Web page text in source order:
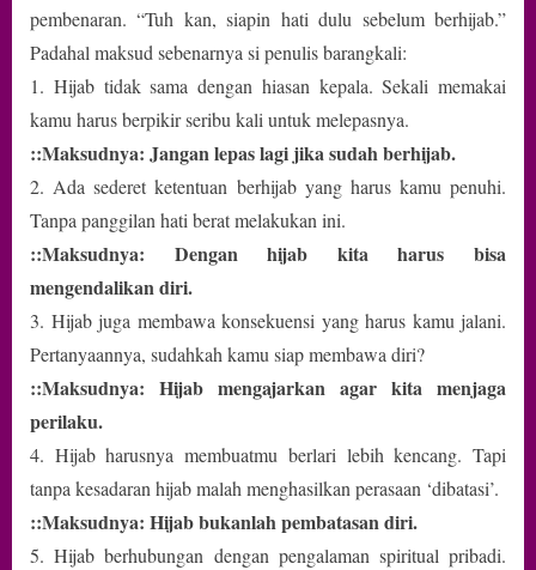
pembenaran. “Tuh kan, siapin hati dulu sebelum berhijab.”
Padahal maksud sebenarnya si penulis barangkali:
1. Hijab tidak sama dengan hiasan kepala. Sekali memakai
kamu harus berpikir seribu kali untuk melepasnya.
::Maksudnya: Jangan lepas lagi jika sudah berhijab.
2. Ada sederet ketentuan berhijab yang harus kamu penuhi.
Tanpa panggilan hati berat melakukan ini.
::Maksudnya: Dengan hijab kita harus bisa
mengendalikan diri.
3. Hijab juga membawa konsekuensi yang harus kamu jalani.
Pertanyaannya, sudahkah kamu siap membawa diri?
::Maksudnya: Hijab mengajarkan agar kita menjaga
perilaku.
4. Hijab harusnya membuatmu berlari lebih kencang. Tapi
tanpa kesadaran hijab malah menghasilkan perasaan ‘dibatasi’.
::Maksudnya: Hijab bukanlah pembatasan diri.
5. Hijab berhubungan dengan pengalaman spiritual pribadi.